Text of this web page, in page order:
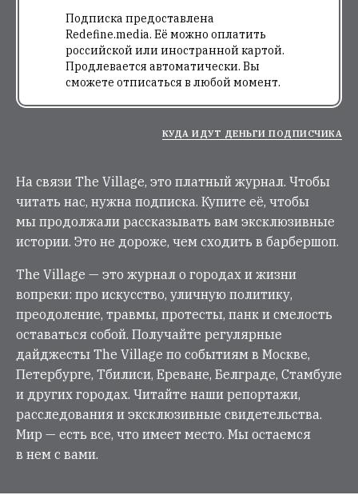
Подписка предоставлена
Redefine.media. Её можно оплатить
российской или иностранной картой.
Продлевается автоматически. Вы
сможете отписаться в любой момент.
КУДА ИДУТ ДЕНЬГИ ПОДПИСЧИКА
На связи The Village, это платный журнал. Чтобы
читать нас, нужна подписка. Купите её, чтобы
мы продолжали рассказывать вам эксклюзивные
истории. Это не дороже, чем сходить в барбершоп.
The Village — это журнал о городах и жизни
вопреки: про искусство, уличную политику,
преодоление, травмы, протесты, панк и смелость
оставаться собой. Получайте регулярные
дайджесты The Village по событиям в Москве,
Петербурге, Тбилиси, Ереване, Белграде, Стамбуле
и других городах. Читайте наши репортажи,
расследования и эксклюзивные свидетельства.
Мир — есть все, что имеет место. Мы остаемся
в нем с вами.